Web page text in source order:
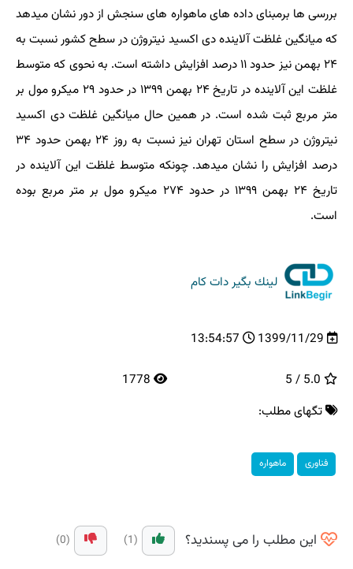
بررسی ها برمبنای داده های ماهواره های سنجش از دور نشان میدهد
که میانگین غلظت آلاینده دی اکسید نیتروژن در سطح کشور نسبت به
۲۴ بهمن نیز حدود ۱۱ درصد افزایش داشته است. به نحوی که متوسط
غلظت این آلاینده در تاریخ ۲۴ بهمن ۱۳۹۹ در حدود ۲۹ میکرو مول بر
متر مربع ثبت شده است. در همین حال میانگین غلظت دی اکسید
نیتروژن در سطح استان تهران نیز نسبت به روز ۲۴ بهمن حدود ۳۴
درصد افزایش را نشان میدهد. چونکه متوسط غلظت این آلاینده در
تاریخ ۲۴ بهمن ۱۳۹۹ در حدود ۲۷۴ میکرو مول بر متر مربع بوده
است.
لینك بگیر دات كام
1399/11/29
13:54:57
تگهای مطلب:
فناوری ماهواره
این مطلب را می پسندید؟ (1)
(0)